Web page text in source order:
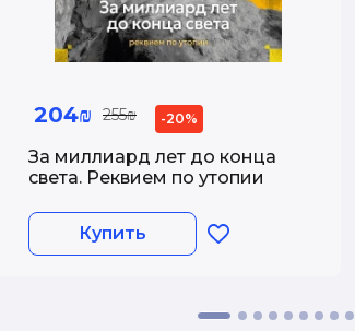
204₪ 255₪ -20%
За миллиард лет до конца
света. Реквием по утопии
Купить